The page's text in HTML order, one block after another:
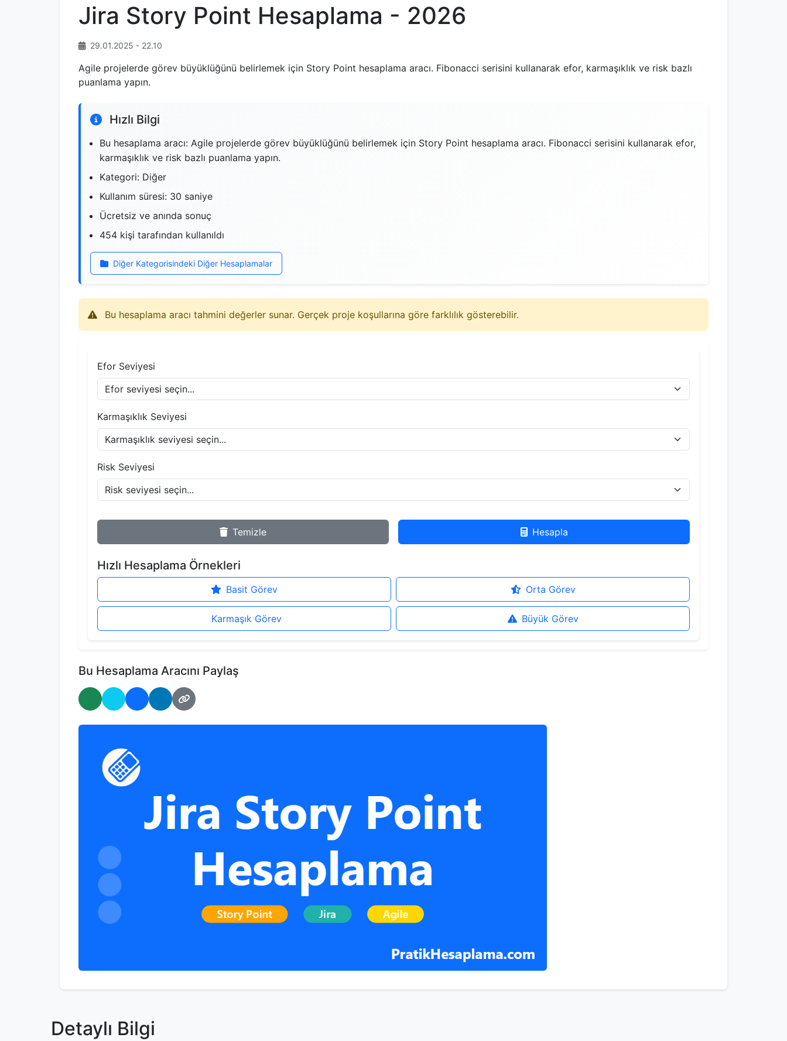
Jira Story Point Hesaplama - 2026
29.01.2025 - 22.10
Agile projelerde görev büyüklüğünü belirlemek için Story Point hesaplama aracı. Fibonacci serisini kullanarak efor, karmaşıklık ve risk bazlı
puanlama yapın.
Hızlı Bilgi
Bu hesaplama aracı: Agile projelerde görev büyüklüğünü belirlemek için Story Point hesaplama aracı. Fibonacci serisini kullanarak efor,
karmaşıklık ve risk bazlı puanlama yapın.
Kategori: Diğer
Kullanım süresi: 30 saniye
Ücretsiz ve anında sonuç
454 kişi tarafından kullanıldı
Diğer Kategorisindeki Diğer Hesaplamalar
Bu hesaplama aracı tahmini değerler sunar. Gerçek proje koşullarına göre farklılık gösterebilir.
Efor Seviyesi
Karmaşıklık Seviyesi
Risk Seviyesi
Temizle Hesapla
Hızlı Hesaplama Örnekleri
Basit Görev Orta Görev
Karmaşık Görev Büyük Görev
Bu Hesaplama Aracını Paylaş
WhatsApp'ta Paylaş
Twitter'da Paylaş
Facebook'ta Paylaş
LinkedIn'de Paylaş
Bağlantıyı Kopyala
Detaylı Bilgi